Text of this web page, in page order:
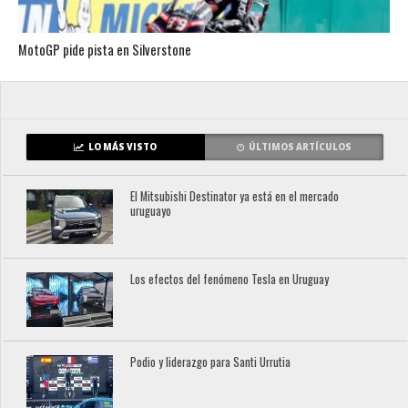
MotoGP pide pista en Silverstone
LO MÁS VISTO ÚLTIMOS ARTÍCULOS
El Mitsubishi Destinator ya está en el mercado
uruguayo
Los efectos del fenómeno Tesla en Uruguay
Podio y liderazgo para Santi Urrutia